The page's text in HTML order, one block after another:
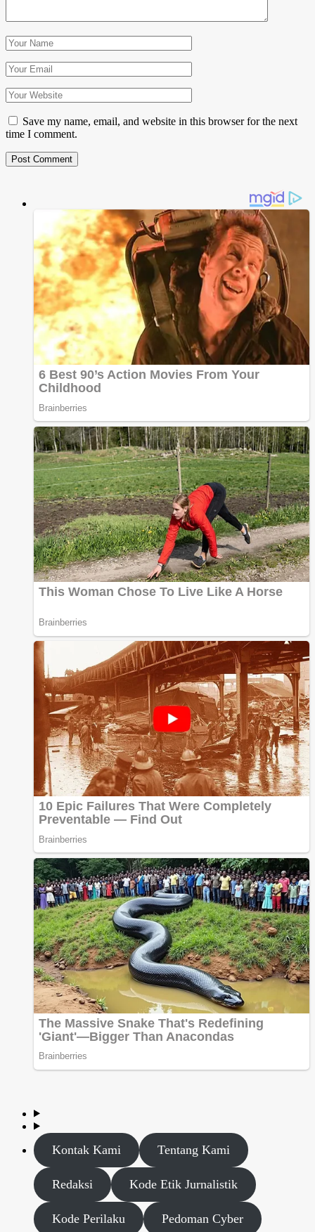
Save my name, email, and website in this browser for the next
time I comment.
Kontak Kami Tentang Kami
Redaksi Kode Etik Jurnalistik
Kode Perilaku Pedoman Cyber